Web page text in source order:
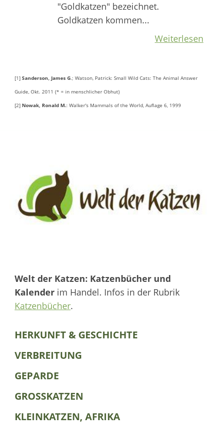
"Goldkatzen" bezeichnet.
Goldkatzen kommen...
Weiterlesen
[1] Sanderson, James G.; Watson, Patrick: Small Wild Cats: The Animal Answer
Guide, Okt. 2011 (* = in menschlicher Obhut)
[2] Nowak, Ronald M.: Walker's Mammals of the World, Auflage 6, 1999
Welt der Katzen: Katzenbücher und
Kalender im Handel. Infos in der Rubrik
Katzenbücher.
HERKUNFT & GESCHICHTE
VERBREITUNG
GEPARDE
GROSSKATZEN
KLEINKATZEN, AFRIKA